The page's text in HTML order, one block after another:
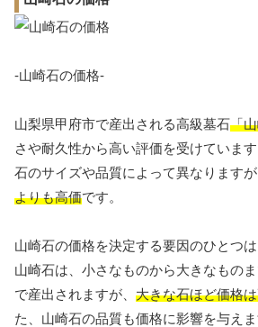
-山崎石の価格-
山梨県甲府市で産出される高級墓石「
さや耐久性から高い評価を受けています
石のサイズや品質によって異なりますが
よりも高価です。
山崎石の価格を決定する要因のひとつは
山崎石は、小さなものから大きなもの
で産出されますが、 大きな石ほど価格
た、山崎石の品質も価格に影響を与え